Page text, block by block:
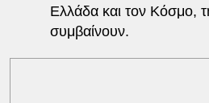
Ελλάδα και τον Κόσμο,
συμβαίνουν.